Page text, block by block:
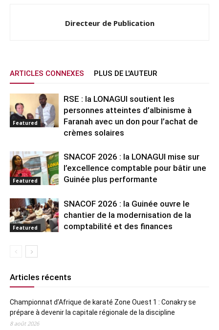
Directeur de Publication
ARTICLES CONNEXES PLUS DE L'AUTEUR
Featured
RSE : la LONAGUI soutient les
personnes atteintes d’albinisme à
Faranah avec un don pour l’achat de
crèmes solaires
Featured
SNACOF 2026 : la LONAGUI mise sur
l’excellence comptable pour bâtir une
Guinée plus performante
Featured
SNACOF 2026 : la Guinée ouvre le
chantier de la modernisation de la
comptabilité et des finances
Articles récents
Championnat d’Afrique de karaté Zone Ouest 1 : Conakry se
prépare à devenir la capitale régionale de la discipline
8 août 2026